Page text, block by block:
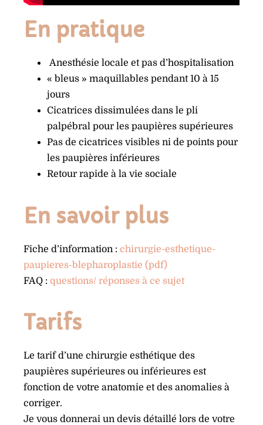
En pratique
Anesthésie locale et pas d’hospitalisation
« bleus » maquillables pendant 10 à 15
jours
Cicatrices dissimulées dans le pli
palpébral pour les paupières supérieures
Pas de cicatrices visibles ni de points pour
les paupières inférieures
Retour rapide à la vie sociale
En savoir plus
Fiche d’information : chirurgie-esthetique-
paupieres-blepharoplastie (pdf)
FAQ : questions/ réponses à ce sujet
Tarifs
Le tarif d’une chirurgie esthétique des
paupières supérieures ou inférieures est
fonction de votre anatomie et des anomalies à
corriger.
Je vous donnerai un devis détaillé lors de votre